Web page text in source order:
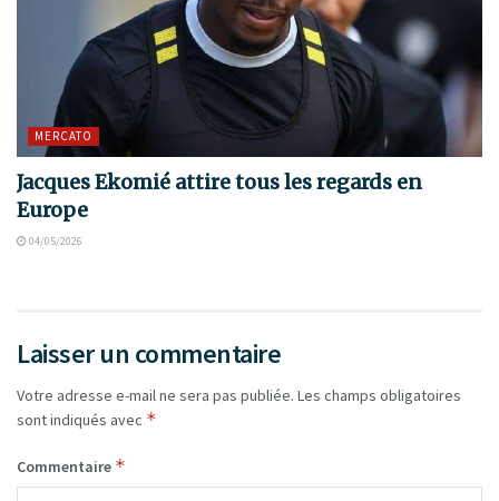
MERCATO
Jacques Ekomié attire tous les regards en
Europe
04/05/2026
Laisser un commentaire
Votre adresse e-mail ne sera pas publiée. Les champs obligatoires
sont indiqués avec *
Commentaire *